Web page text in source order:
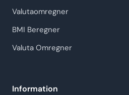
Valutaomregner
BMI Beregner
Valuta Omregner
Information